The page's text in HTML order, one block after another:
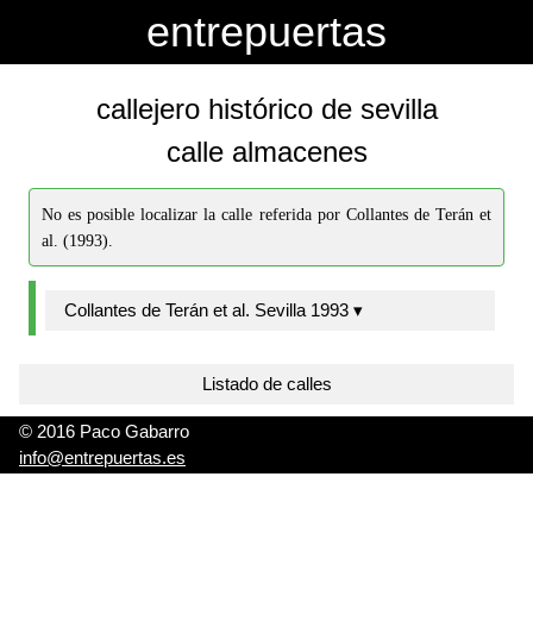
entrepuertas
callejero histórico de sevilla
calle almacenes
No es posible localizar la calle referida por Collantes de Terán et
al. (1993).
Collantes de Terán et al. Sevilla 1993 ▾
Listado de calles
© 2016 Paco Gabarro
info@entrepuertas.es